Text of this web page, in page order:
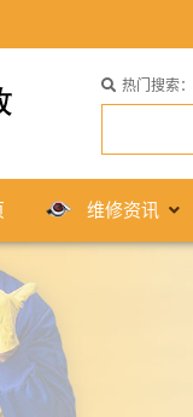
热门搜索：
维修资讯